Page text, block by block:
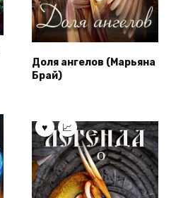
Доля ангелов (Марьяна
Брай)